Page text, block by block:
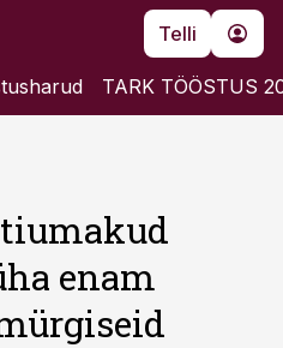
Telli
TARK TÖÖSTUS
enam